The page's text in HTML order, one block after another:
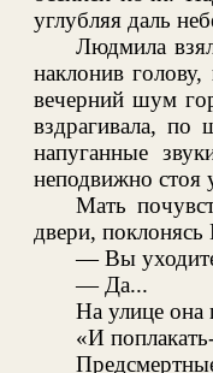
углубляя даль
Людмила
наклонив
вечерний шум
вздрагивала, по
напуганные
неподвижно стоя
Мать
двери, поклонясь
— Вы
— Да...
На улице она
«И